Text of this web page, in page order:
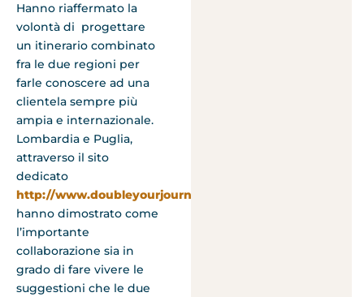
Hanno riaffermato la
volontà di progettare
un itinerario combinato
fra le due regioni per
farle conoscere ad una
clientela sempre più
ampia e internazionale.
Lombardia e Puglia,
attraverso il sito
dedicato
http://www.doubleyourjourney.it
hanno dimostrato come
l’importante
collaborazione sia in
grado di fare vivere le
suggestioni che le due